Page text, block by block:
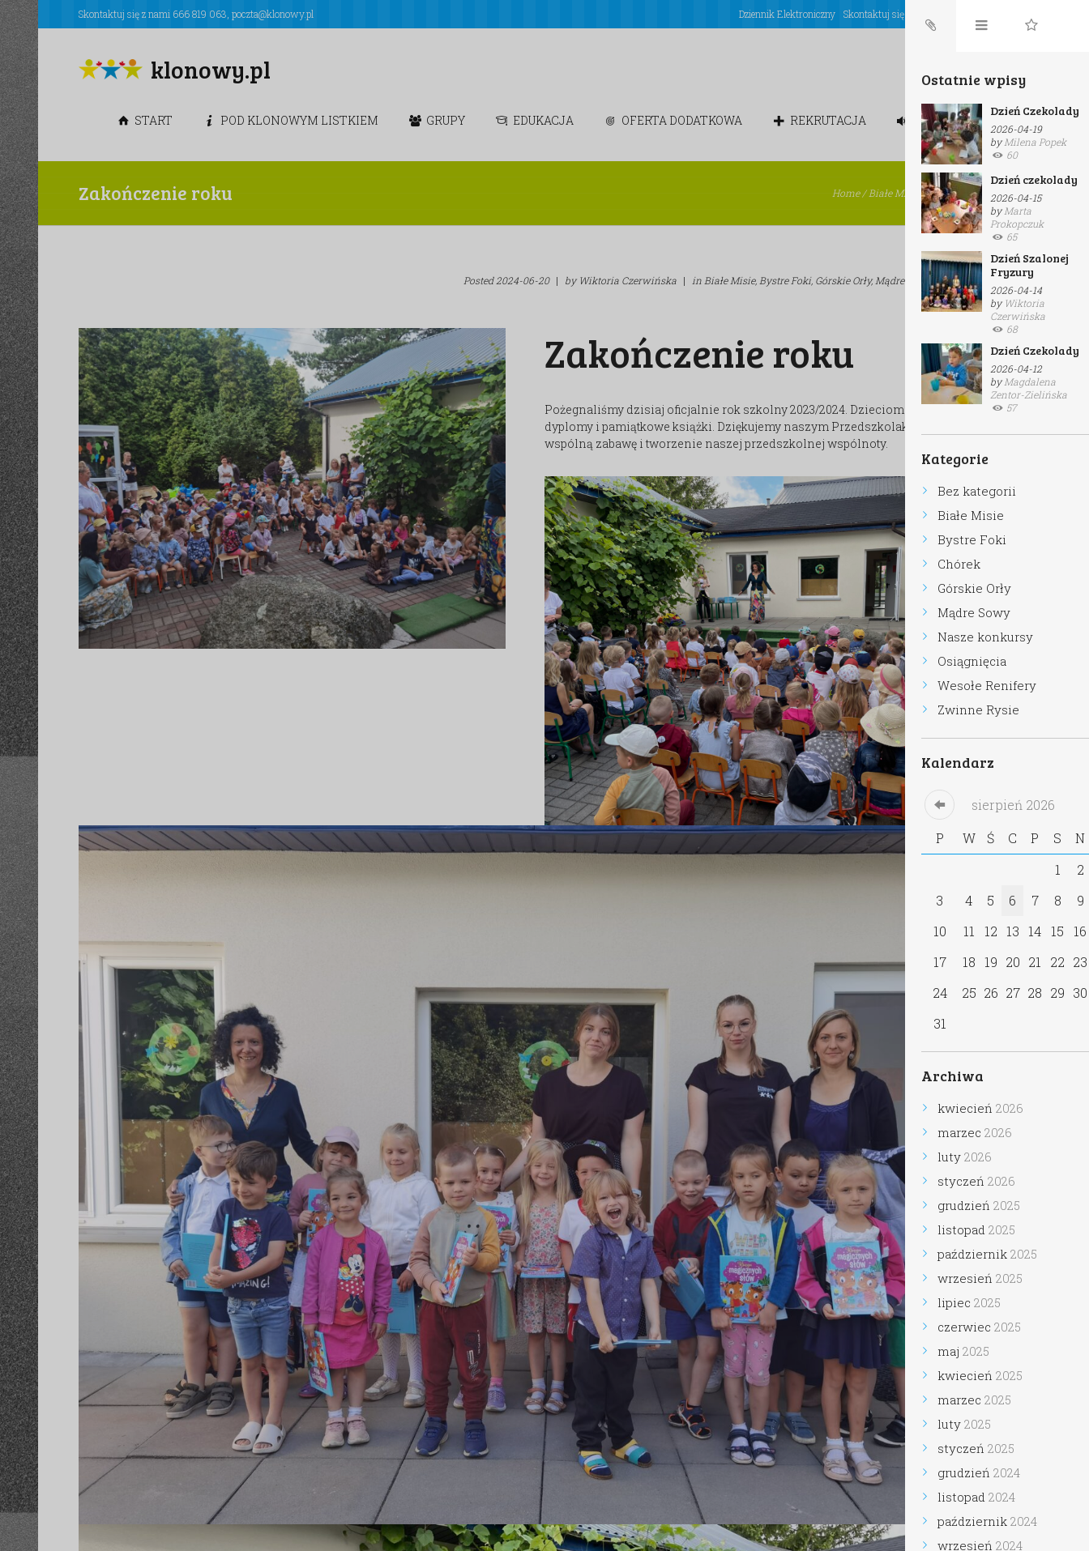
Dziennik Elektroniczny Skontaktuj się z nami
Skontaktuj się z nami 666 819 063 poczta@klonowy.pl
klonowy.pl
START POD KLONOWYM LISTKIEM GRUPY EDUKACJA OFERTA DODATKOWA REKRUTACJA CHÓREK
Home/Białe Misie /Zakończenie roku
Zakończenie roku
Posted2024-06-20 | by Wiktoria Czerwińska | in Białe Misie, Bystre Foki, Górskie Orły, Mądre Sowy, Wesołe Renifery
Zakończenie roku
Pożegnaliśmy dzisiaj oficjalnie rok szkolny 2023/2024. Dzieciom zostały wręczone
dyplomy i pamiątkowe książki. Dziękujemy naszym Przedszkolakom za wytrwałość,
wspólną zabawę i tworzenie naszej przedszkolnej wspólnoty.
Ostatnie wpisy
Dzień Czekolady
2026-04-19
by
Milena Popek
60
Dzień czekolady
2026-04-15
by
Marta
Prokopczuk
65
Dzień Szalonej
Fryzury
2026-04-14
by
Wiktoria
Czerwińska
68
Dzień Czekolady
2026-04-12
by
Magdalena
Zentor-Zielińska
57
Kategorie
Bez kategorii
Białe Misie
Bystre Foki
Chórek
Górskie Orły
Mądre Sowy
Nasze konkursy
Osiągnięcia
Wesołe Renifery
Zwinne Rysie
Kalendarz
sierpień2026
Ś C P S
N
2
5 6 7 8
9
11 12 13 14 15
16
18 19 20 21 22
23
25 26 27 28 29
30
Archiwa
kwiecień2026
marzec2026
luty2026
styczeń2026
grudzień2025
listopad2025
październik2025
wrzesień2025
lipiec2025
czerwiec2025
maj2025
kwiecień2025
marzec2025
luty2025
styczeń2025
grudzień2024
listopad2024
październik2024
wrzesień2024